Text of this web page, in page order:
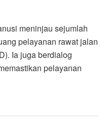
meninjau sejumlah
pelayanan rawat jalan
Ia juga berdialog
pelayanan